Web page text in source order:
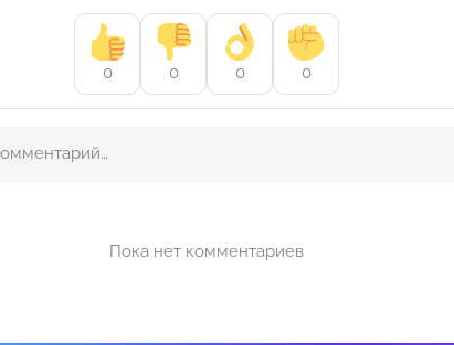
0 0 0 0
Пока нет комментариев